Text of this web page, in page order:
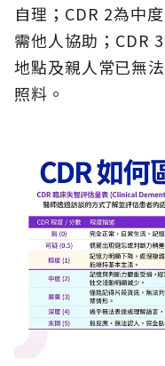
自理；CDR 2為中
需他人協助；CDR
地點及親人常已無
照料。